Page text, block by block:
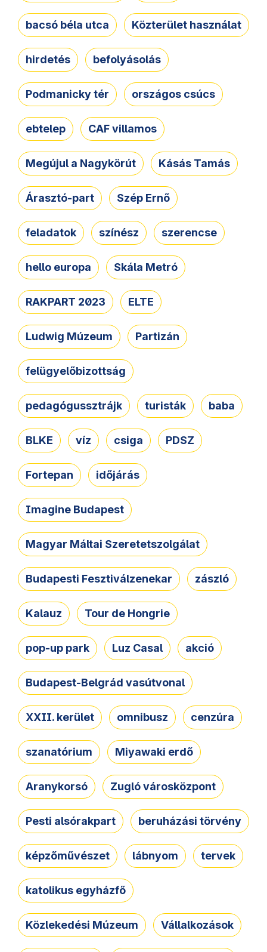
bacsó béla utca Közterület használat
hirdetés befolyásolás
Podmanicky tér országos csúcs
ebtelep CAF villamos
Megújul a Nagykörút Kásás Tamás
Árasztó-part Szép Ernő
feladatok színész szerencse
hello europa Skála Metró
RAKPART 2023 ELTE
Ludwig Múzeum Partizán
felügyelőbizottság
pedagógussztrájk turisták baba
BLKE víz csiga PDSZ
Fortepan időjárás
Imagine Budapest
Magyar Máltai Szeretetszolgálat
Budapesti Fesztiválzenekar zászló
Kalauz Tour de Hongrie
pop-up park Luz Casal akció
Budapest-Belgrád vasútvonal
XXII. kerület omnibusz cenzúra
szanatórium Miyawaki erdő
Aranykorsó Zugló városközpont
Pesti alsórakpart beruházási törvény
képzőművészet lábnyom tervek
katolikus egyházfő
Közlekedési Múzeum Vállalkozások